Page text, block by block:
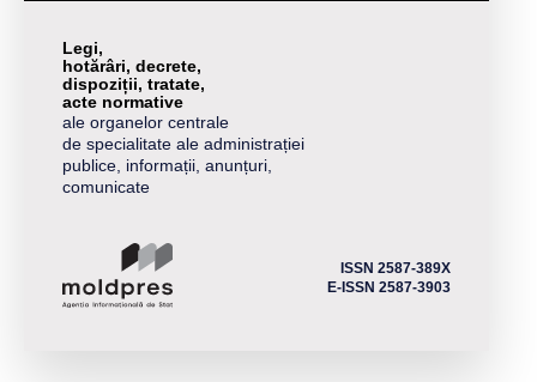
Legi,
hotărâri, decrete,
dispoziții, tratate,
acte normative
ale organelor centrale
de specialitate ale administrației
publice, informații, anunțuri,
comunicate
ISSN 2587-389X
E-ISSN 2587-3903